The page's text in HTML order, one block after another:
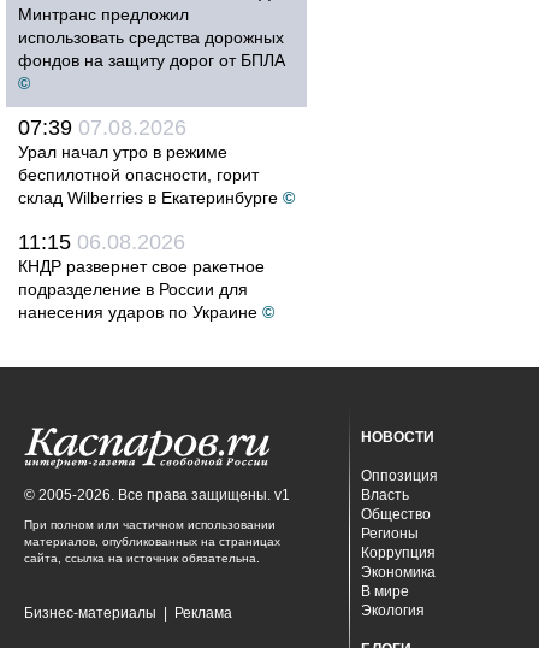
Минтранс предложил
использовать средства дорожных
фондов на защиту дорог от БПЛА
©
07:39 07.08.2026
Урал начал утро в режиме
беспилотной опасности, горит
склад Wilberries в Екатеринбурге ©
11:15 06.08.2026
КНДР развернет свое ракетное
подразделение в России для
нанесения ударов по Украине ©
© 2005-2026. Все права защищены. v1
При полном или частичном использовании
материалов, опубликованных на страницах
сайта, ссылка на источник обязательна.
Бизнес-материалы Реклама
НОВОСТИ
Оппозиция
Власть
Общество
Регионы
Коррупция
Экономика
В мире
Экология